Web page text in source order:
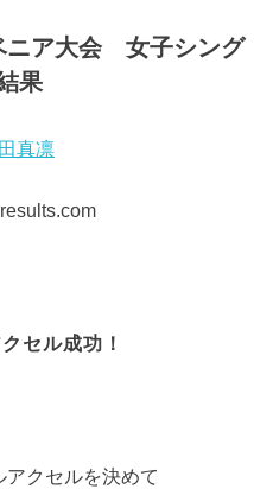
ア大会 女子シング
果
セル成功！
クセルを決めて